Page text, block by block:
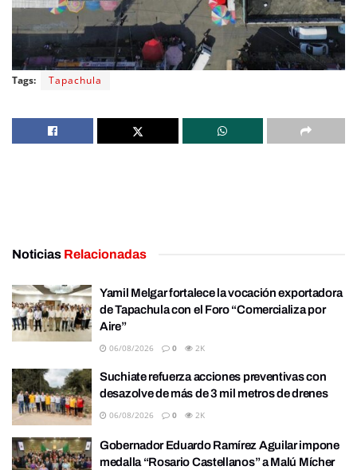
Tags: Tapachula
Noticias Relacionadas
Yamil Melgar fortalece la vocación exportadora
de Tapachula con el Foro “Comercializa por
Aire”
06/08/2026 0 2K
Suchiate refuerza acciones preventivas con
desazolve de más de 3 mil metros de drenes
06/08/2026 0 2K
Gobernador Eduardo Ramírez Aguilar impone
medalla “Rosario Castellanos” a Malú Mícher